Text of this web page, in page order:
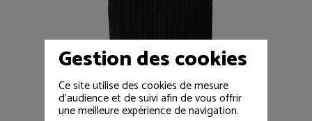
Gestion des cookies
Ce site utilise des cookies de mesure
d'audience et de suivi afin de vous offrir
une meilleure expérience de navigation.